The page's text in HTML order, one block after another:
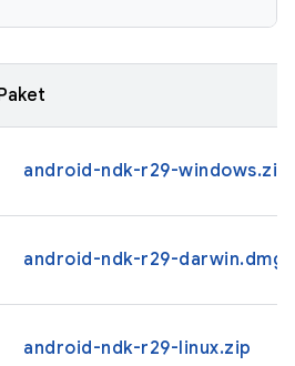
android-ndk-r29-windows.zip
android-ndk-r29-darwin.dmg
android-ndk-r29-linux.zip